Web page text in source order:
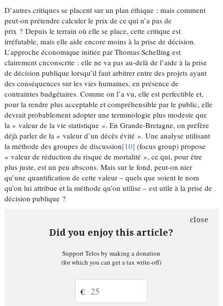
D’autres critiques se placent sur un plan éthique : mais comment
peut-on prétendre calculer le prix de ce qui n’a pas de
prix ? Depuis le terrain où elle se place, cette critique est
irréfutable, mais elle aide encore moins à la prise de décision.
L’approche économique initiée par Thomas Schelling est
clairement circonscrite : elle ne va pas au-delà de l’aide à la prise
de décision publique lorsqu’il faut arbitrer entre des projets ayant
des conséquences sur les vies humaines, en présence de
contraintes budgétaires. Comme on l’a vu, elle est perfectible et,
pour la rendre plus acceptable et compréhensible par le public, elle
devrait probablement adopter une terminologie plus modeste que
la « valeur de la vie statistique ». En Grande-Bretagne, on préfère
déjà parler de la « valeur d’un décès évité ». Une analyse utilisant
la méthode des groupes de discussion[10] (focus group) propose
« valeur de réduction du risque de mortalité », ce qui, pour être
plus juste, est un peu abscons. Mais sur le fond, peut-on nier
qu’une quantification de cette valeur – quels que soient le nom
qu’on lui attribue et la méthode qu’on utilise – est utile à la prise de
décision publique ?
Did you enjoy this article?
close
Support Telos by making a donation
(for which you can get a tax write-off)
€